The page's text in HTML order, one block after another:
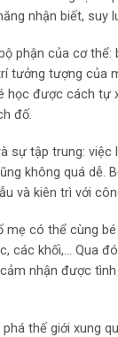
nhận biết, suy
phận của cơ thể:
tưởng tượng của
học được cách tự
đố.
sự tập trung: việc
không quá dễ.
và kiên trì với
mẹ có thể cùng
các khối,… Qua
nhận được
thế giới xung